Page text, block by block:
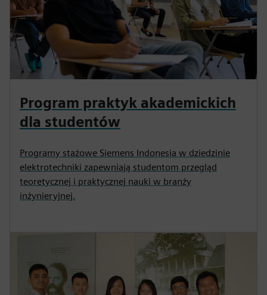
Program praktyk akademickich
dla studentów
Programy stażowe Siemens Indonesia w dziedzinie
elektrotechniki zapewniają studentom przegląd
teoretycznej i praktycznej nauki w branży
inżynieryjnej.